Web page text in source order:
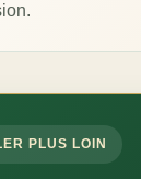
PLUS LOIN